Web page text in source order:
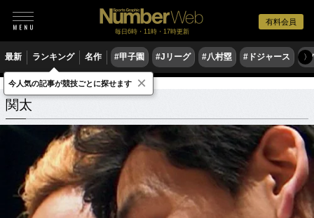
有料会員
毎日6時・11時・17時更新
最新 ランキング 名作 #甲子園 #Jリーグ #八村塁 #ドジャース #
〉
関太 関連記事
関太
今人気の記事が競技ごとに探せます ×